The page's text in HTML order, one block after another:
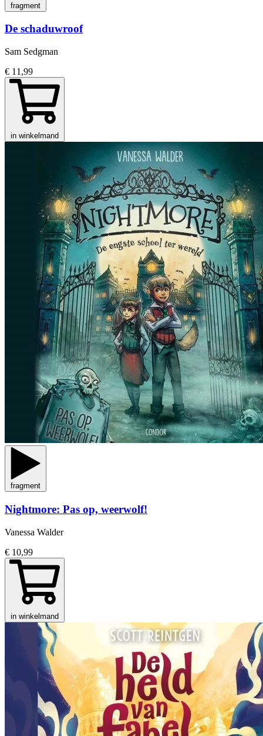
fragment
De schaduwroof
Sam Sedgman
€ 11,99
in winkelmand
fragment
Nightmore: Pas op, weerwolf!
Vanessa Walder
€ 10,99
in winkelmand